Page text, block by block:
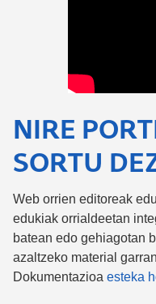
NIRE
SORTU
Web orrien editoreak
edukiak orrialdeetan
batean edo gehiagotan
azaltzeko material
Dokumentazioa esteka